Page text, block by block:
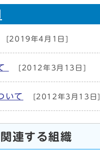
[2019年4月1日]
[2012年3月13日]
いて [2012年3月13日]
連する組織